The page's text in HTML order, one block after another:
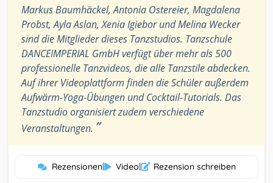
Markus Baumhäckel, Antonia Ostereier, Magdalena
Probst, Ayla Aslan, Xenia Igiebor und Melina Wecker
sind die Mitglieder dieses Tanzstudios. Tanzschule
DANCEIMPERIAL GmbH verfügt über mehr als 500
professionelle Tanzvideos, die alle Tanzstile abdecken.
Auf ihrer Videoplattform finden die Schüler außerdem
Aufwärm-Yoga-Übungen und Cocktail-Tutorials. Das
Tanzstudio organisiert zudem verschiedene
Veranstaltungen. ”
Rezensionen| Video| Rezension schreiben